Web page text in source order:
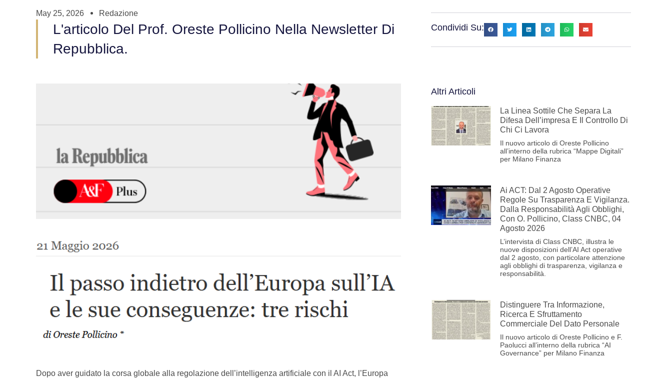
May 25, 2026 Redazione
L'articolo Del Prof. Oreste Pollicino Nella Newsletter Di
Repubblica.
Dopo aver guidato la corsa globale alla regolazione dell’intelligenza artificiale con il AI Act, l’Europa
Condividi Su:
Altri Articoli
La Linea Sottile Che Separa La
Difesa Dell’impresa E Il Controllo Di
Chi Ci Lavora
Il nuovo articolo di Oreste Pollicino
all’interno della rubrica “Mappe Digitali”
per Milano Finanza
Ai ACT: Dal 2 Agosto Operative
Regole Su Trasparenza E Vigilanza.
Dalla Responsabilità Agli Obblighi,
Con O. Pollicino, Class CNBC, 04
Agosto 2026
L’intervista di Class CNBC, illustra le
nuove disposizioni dell’AI Act operative
dal 2 agosto, con particolare attenzione
agli obblighi di trasparenza, vigilanza e
responsabilità.
Distinguere Tra Informazione,
Ricerca E Sfruttamento
Commerciale Del Dato Personale
Il nuovo articolo di Oreste Pollicino e F.
Paolucci all’interno della rubrica “AI
Governance” per Milano Finanza